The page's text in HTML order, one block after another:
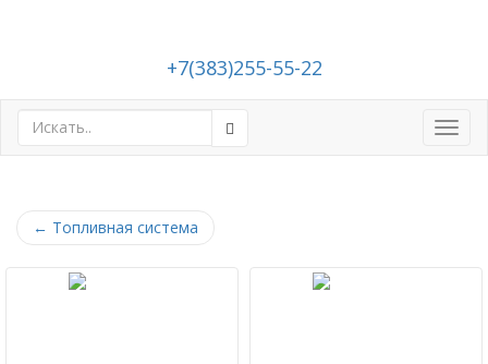
+7(383)255-55-22
← Топливная система